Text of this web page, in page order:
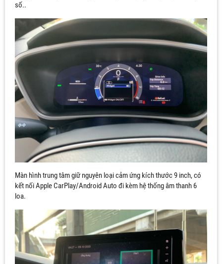
số..
Màn hình trung tâm giữ nguyên loại cảm ứng kích thước 9 inch, có
kết nối Apple CarPlay/Android Auto đi kèm hệ thống âm thanh 6
loa.